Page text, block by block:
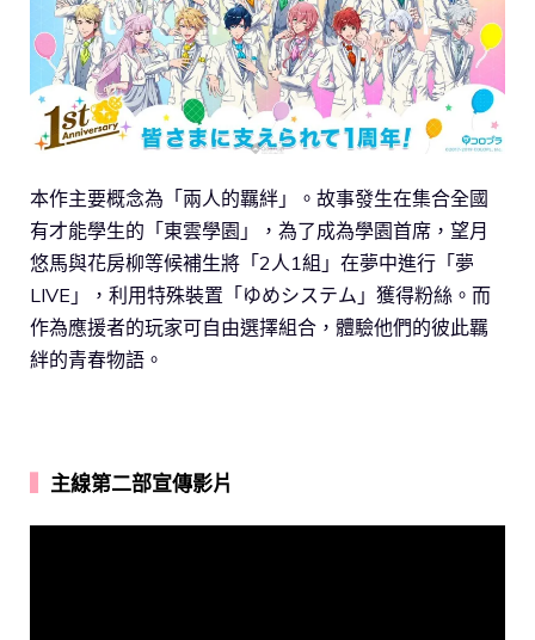
本作主要概念為「兩人的羈絆」。故事發生在集合全國
有才能學生的「東雲學園」，為了成為學園首席，望月
悠馬與花房柳等候補生將「2人1組」在夢中進行「夢
LIVE」，利用特殊裝置「ゆめシステム」獲得粉絲。而
作為應援者的玩家可自由選擇組合，體驗他們的彼此羈
絆的青春物語。
主線第二部宣傳影片